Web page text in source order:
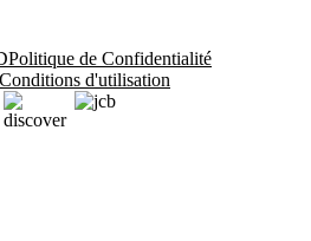
Politique de Confidentialité
Conditions d'utilisation